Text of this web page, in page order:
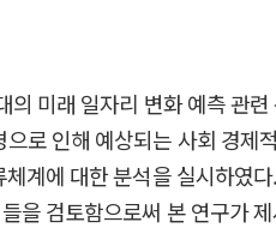
의 미래 일자리 변화 예측 관
로 인해 예상되는 사회 경제
계에 대한 분석을 실시하였
을 검토함으로써 본 연구가